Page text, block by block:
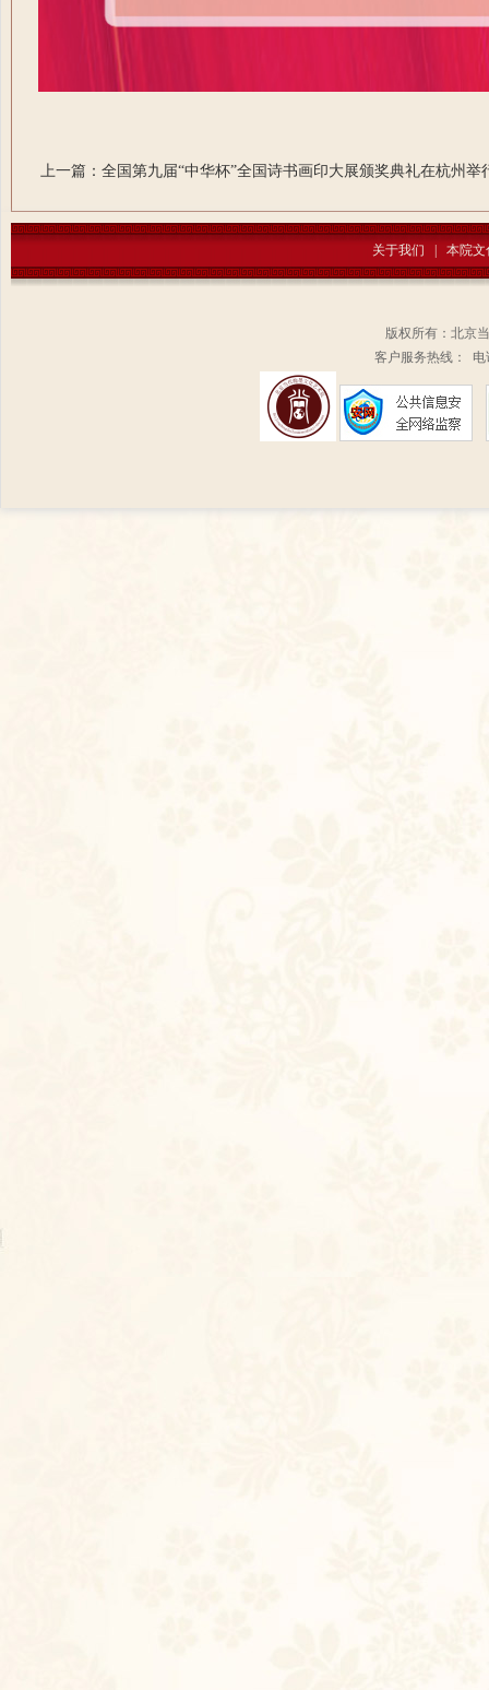
上一篇：全国第九届“中华杯”全国诗书画印大展颁奖典礼在杭州举
关于我们 本院文
版权所有：北京
客户服务热线： 电